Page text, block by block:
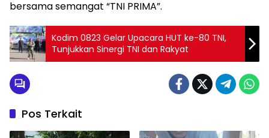
bersama semangat “TNI PRIMA”.
Kodim 0823 Gelar Upacara HUT ke-80 TNI,
Tunjukkan Sinergi TNI dan Rakyat
Pos Terkait